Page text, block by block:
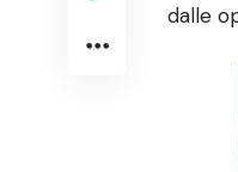
dalle